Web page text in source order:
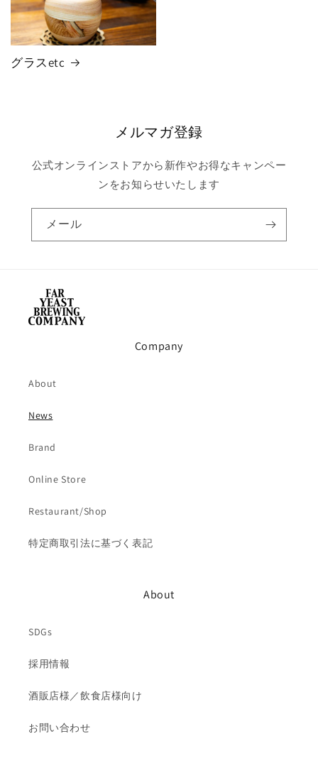
グラスetc
メルマガ登録
公式オンラインストアから新作やお得なキャンペー
ンをお知らせいたします
メール
Company
About
News
Brand
Online Store
Restaurant/Shop
特定商取引法に基づく表記
About
SDGs
採用情報
酒販店様／飲食店様向け
お問い合わせ